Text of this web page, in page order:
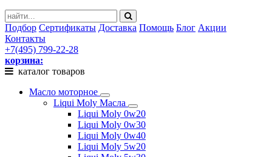
Подбор Сертификаты Доставка Помощь Блог Акции
Контакты
+7(495) 799-22-28
корзина:
каталог товаров
Масло моторное
Liqui Moly Масла
Liqui Moly 0w20
Liqui Moly 0w30
Liqui Moly 0w40
Liqui Moly 5w20